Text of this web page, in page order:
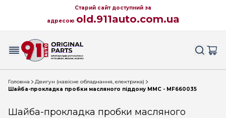
Старий сайт доступний за
адресою old.911auto.com.ua
Головна
Двигун (навісне обладнання, електрика)
Шайба-прокладка пробки масляного піддону MMC - MF660035
Шайба-прокладка пробки масляного